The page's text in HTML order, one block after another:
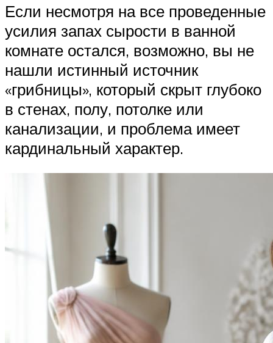
Если несмотря на все проведенные
усилия запах сырости в ванной
комнате остался, возможно, вы не
нашли истинный источник
«грибницы», который скрыт глубоко
в стенах, полу, потолке или
канализации, и проблема имеет
кардинальный характер.